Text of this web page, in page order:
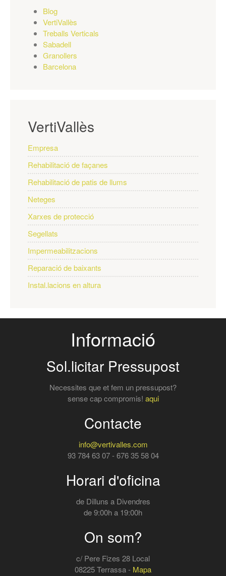
Blog
VertiVallès
Treballs Verticals
Sabadell
Granollers
Barcelona
VertiVallès
Empresa
Rehabilitació de façanes
Rehabilitació de patis de llums
Neteges
Xarxes de protecció
Segellats
Impermeabilitzacions
Reparació de baixants
Instal.lacions en altura
Informació
Sol.licitar Pressupost
Necessites que et fem un pressupost?
sense cap compromis! aqui
Contacte
info@vertivalles.com
93 784 63 07 - 676 35 58 04
Horari d'oficina
de Dilluns a Divendres
de 9:00h a 19:00h
On som?
c/ Pere Fizes 28 Local
08225 Terrassa - Mapa